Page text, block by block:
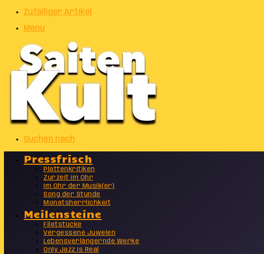
Zufälliger Artikel
Menu
Suchen nach
Pressfrisch
Plattenkritiken
Zurzeit im Ohr
Im Ohr der Musik(er)
Song der Stunde
Monatsherrlichkeit
Meilensteine
Filetstücke
Vergessene Juwelen
Lebensverlängernde Werke
Only Jazz Is Real